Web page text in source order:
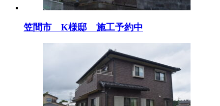
笠間市 K様邸 施工予約中